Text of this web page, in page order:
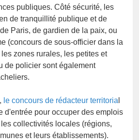
publiques. Côté sécurité, les
de tranquillité publique et de
Paris, de gardien de la paix, ou
(concours de sous-officier dans la
zones rurales, les petites et
de policier sont également
le concours de rédacteur territoria
d'entrée pour occuper des emplois
collectivités locales (régions,
et leurs établissements).